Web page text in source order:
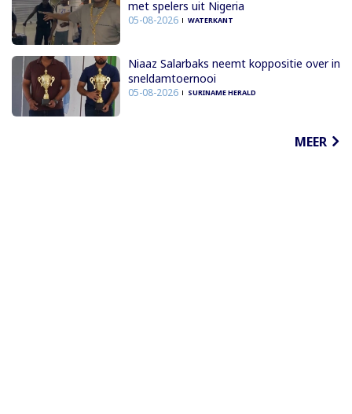
met spelers uit Nigeria
05-08-2026 WATERKANT
Niaaz Salarbaks neemt koppositie over in
sneldamtoernooi
05-08-2026 SURINAME HERALD
MEER